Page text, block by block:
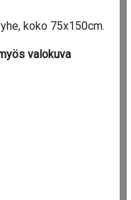
koko 75x150cm.
valokuva